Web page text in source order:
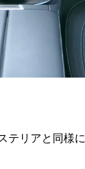
テリアと同様に